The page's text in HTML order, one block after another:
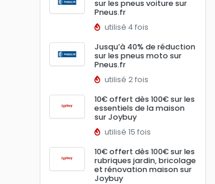
sur les pneus voiture sur
Pneus.fr
utilisé 4 fois
Jusqu’à 40% de réduction
sur les pneus moto sur
Pneus.fr
utilisé 2 fois
10€ offert dès 100€ sur les
essentiels de la maison
sur Joybuy
utilisé 15 fois
10€ offert dès 100€ sur les
rubriques jardin, bricolage
et rénovation maison sur
Joybuy